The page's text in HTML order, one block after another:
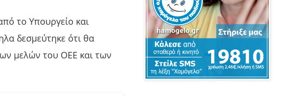
το Υπουργείο και
δεσμεύτηκε ότι θα
μελών του ΟΕΕ και των